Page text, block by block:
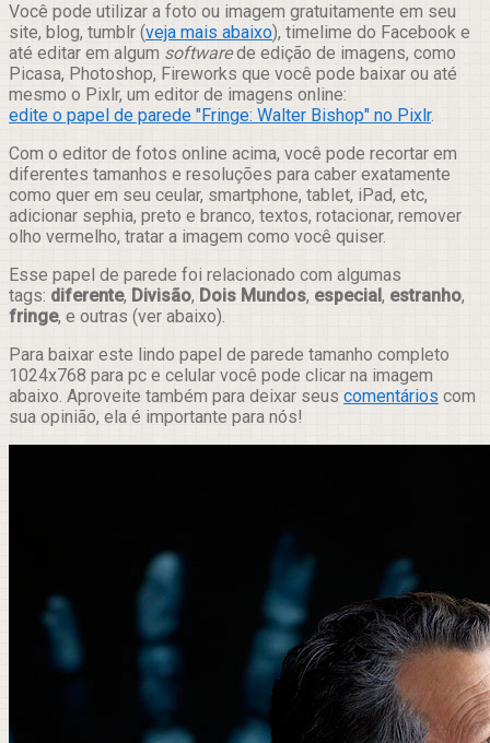
Você pode utilizar a foto ou imagem gratuitamente em seu
site, blog, tumblr (veja mais abaixo), timelime do Facebook e
até editar em algum softwarede edição de imagens, como
Picasa, Photoshop, Fireworks que você pode baixar ou até
mesmo o Pixlr, um editor de imagens online:
edite o papel de parede "Fringe: Walter Bishop" no Pixlr.
Com o editor de fotos online acima, você pode recortar em
diferentes tamanhos e resoluções para caber exatamente
como quer em seu ceular, smartphone, tablet, iPad, etc,
adicionar sephia, preto e branco, textos, rotacionar, remover
olho vermelho, tratar a imagem como você quiser.
Esse papel de parede foi relacionado com algumas
tags: diferente, Divisão, Dois Mundos, especial, estranho,
fringe, e outras (ver abaixo).
Para baixar este lindo papel de parede tamanho completo
1024x768 para pc e celular você pode clicar na imagem
abaixo. Aproveite também para deixar seus comentários com
sua opinião, ela é importante para nós!